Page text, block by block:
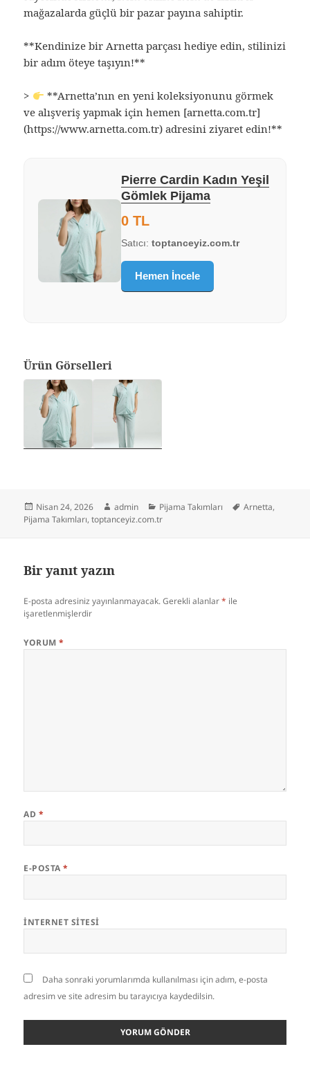
mağazalarda güçlü bir pazar payına sahiptir.
**Kendinize bir Arnetta parçası hediye edin, stilinizi
bir adım öteye taşıyın!**
>
**Arnetta’nın en yeni koleksiyonunu görmek
ve alışveriş yapmak için hemen [arnetta.com.tr]
(https://www.arnetta.com.tr) adresini ziyaret edin!**
Pierre Cardin Kadın Yeşil
Gömlek Pijama
0 TL
Satıcı:toptanceyiz.com.tr
Hemen İncele
Ürün Görselleri
Yayın
tarihi
Nisan 24, 2026 Yazar
admin Kategoriler
Pijama Takımları Etiketler
Arnetta,
Pijama Takımları,toptanceyiz.com.tr
Bir yanıt yazın
E-posta adresiniz yayınlanmayacak. Gerekli alanlar* ile
işaretlenmişlerdir
YORUM*
AD *
E-POSTA*
İNTERNET SITESI
Daha sonraki yorumlarımda kullanılması için adım, e-posta
adresim ve site adresim bu tarayıcıya kaydedilsin.